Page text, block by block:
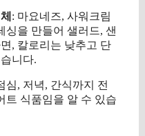
: 마요네즈, 사워크림
싱을 만들어 샐러드, 샌
, 칼로리는 낮추고 단
니다.
심, 저녁, 간식까지 전
트 식품임을 알 수 있습